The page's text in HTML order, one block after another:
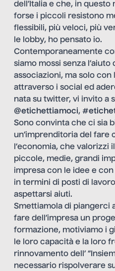
dell’Italia e che, in
forse i piccoli resistono
flessibili, più veloci, più
le lobby, ho pensato io.
Contemporaneamente
siamo mossi senza
associazioni, ma solo con
attraverso i social ed
nata su twitter, vi invito a
@etichettiamoci,
Sono convinta che ci sia
un’imprenditoria del fare
l’economia, che valorizzi
piccole, medie, grandi
impresa con le idee e
in termini di posti di
aspettarsi aiuti.
Smettiamola di piangerci
fare dell’impresa un
formazione, motiviamo i
le loro capacità e la loro
rinnovamento dell’
necessario rispolverare